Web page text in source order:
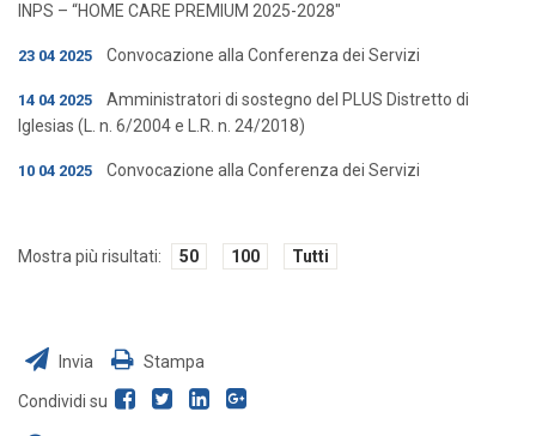
INPS – “HOME CARE PREMIUM 2025-2028"
23 04 2025 Convocazione alla Conferenza dei Servizi
14 04 2025
Amministratori di sostegno del PLUS Distretto di
Iglesias (L. n. 6/2004 e L.R. n. 24/2018)
10 04 2025 Convocazione alla Conferenza dei Servizi
Mostra più risultati: 50 100 Tutti
Invia Stampa
Condividi su